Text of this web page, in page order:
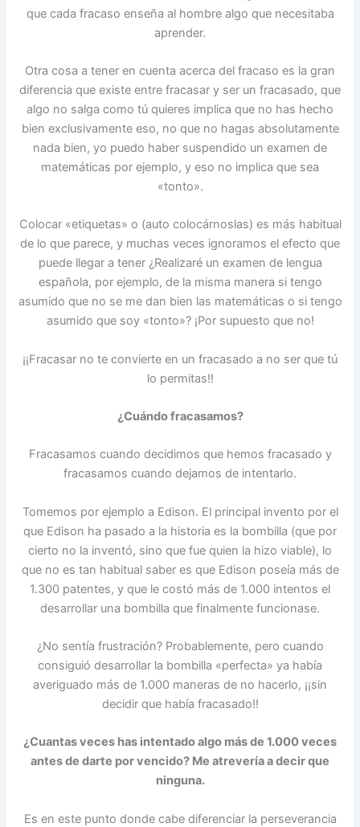
que cada fracaso enseña al hombre algo que necesitaba
aprender.
Otra cosa a tener en cuenta acerca del fracaso es la gran
diferencia que existe entre fracasar y ser un fracasado, que
algo no salga como tú quieres implica que no has hecho
bien exclusivamente eso, no que no hagas absolutamente
nada bien, yo puedo haber suspendido un examen de
matemáticas por ejemplo, y eso no implica que sea
«tonto».
Colocar «etiquetas» o (auto colocárnoslas) es más habitual
de lo que parece, y muchas veces ignoramos el efecto que
puede llegar a tener ¿Realizaré un examen de lengua
española, por ejemplo, de la misma manera si tengo
asumido que no se me dan bien las matemáticas o si tengo
asumido que soy «tonto»? ¡Por supuesto que no!
¡¡Fracasar no te convierte en un fracasado a no ser que tú
lo permitas!!
¿Cuándo fracasamos?
Fracasamos cuando decidimos que hemos fracasado y
fracasamos cuando dejamos de intentarlo.
Tomemos por ejemplo a Edison. El principal invento por el
que Edison ha pasado a la historia es la bombilla (que por
cierto no la inventó, sino que fue quien la hizo viable), lo
que no es tan habitual saber es que Edison poseía más de
1.300 patentes, y que le costó más de 1.000 intentos el
desarrollar una bombilla que finalmente funcionase.
¿No sentía frustración? Probablemente, pero cuando
consiguió desarrollar la bombilla «perfecta» ya había
averiguado más de 1.000 maneras de no hacerlo, ¡¡sin
decidir que había fracasado!!
¿Cuantas veces has intentado algo más de 1.000 veces
antes de darte por vencido? Me atrevería a decir que
ninguna.
Es en este punto donde cabe diferenciar la perseverancia